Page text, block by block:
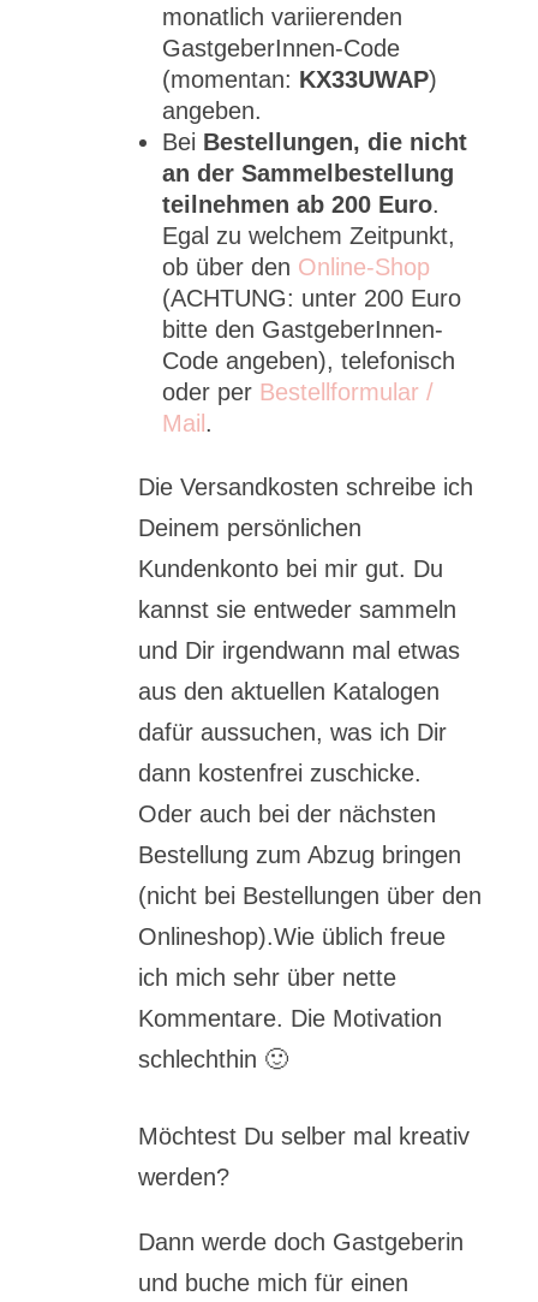
monatlich variierenden
GastgeberInnen-Code
(momentan: KX33UWAP)
angeben.
Bei Bestellungen, die nicht
an der Sammelbestellung
teilnehmen ab 200 Euro.
Egal zu welchem Zeitpunkt,
ob über den Online-Shop
(ACHTUNG: unter 200 Euro
bitte den GastgeberInnen-
Code angeben), telefonisch
oder per Bestellformular /
Mail .
Die Versandkosten schreibe ich
Deinem persönlichen
Kundenkonto bei mir gut. Du
kannst sie entweder sammeln
und Dir irgendwann mal etwas
aus den aktuellen Katalogen
dafür aussuchen, was ich Dir
dann kostenfrei zuschicke.
Oder auch bei der nächsten
Bestellung zum Abzug bringen
(nicht bei Bestellungen über den
Onlineshop).Wie üblich freue
ich mich sehr über nette
Kommentare. Die Motivation
schlechthin 🙂
Möchtest Du selber mal kreativ
werden?
Dann werde doch Gastgeberin
und buche mich für einen